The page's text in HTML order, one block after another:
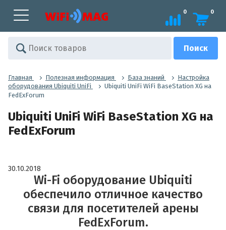
0 0
Главная Полезная информация База знаний
Настройка
оборудования Ubiquiti UniFi
Ubiquiti UniFi WiFi BaseStation XG на
FedExForum
Ubiquiti UniFi WiFi BaseStation XG на
FedExForum
30.10.2018
Wi-Fi оборудование Ubiquiti
обеспечило отличное качество
связи для посетителей арены
FedExForum.